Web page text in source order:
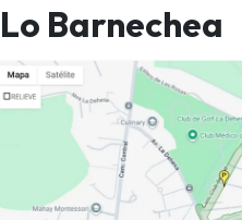
Barnechea